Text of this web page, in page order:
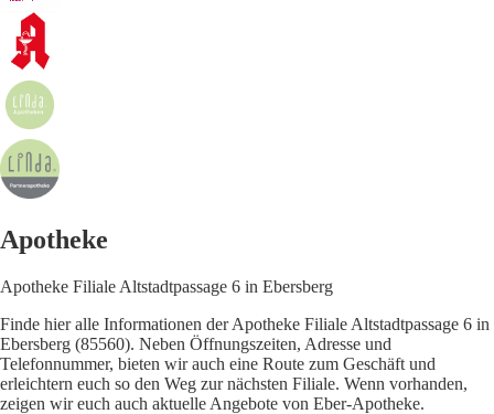
Apotheke
Apotheke Filiale Altstadtpassage 6 in Ebersberg
Finde hier alle Informationen der Apotheke Filiale Altstadtpassage 6 in
Ebersberg (85560). Neben Öffnungszeiten, Adresse und
Telefonnummer, bieten wir auch eine Route zum Geschäft und
erleichtern euch so den Weg zur nächsten Filiale. Wenn vorhanden,
zeigen wir euch auch aktuelle Angebote von Eber-Apotheke.